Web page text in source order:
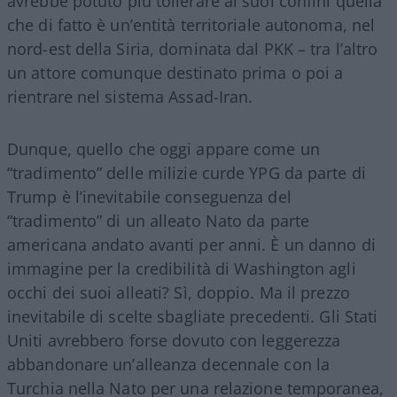
che di fatto è un’entità territoriale autonoma, nel
nord-est della Siria, dominata dal PKK – tra l’altro
un attore comunque destinato prima o poi a
rientrare nel sistema Assad-Iran.
Dunque, quello che oggi appare come un
“tradimento” delle milizie curde YPG da parte di
Trump è l’inevitabile conseguenza del
“tradimento” di un alleato Nato da parte
americana andato avanti per anni. È un danno di
immagine per la credibilità di Washington agli
occhi dei suoi alleati? Sì, doppio. Ma il prezzo
inevitabile di scelte sbagliate precedenti. Gli Stati
Uniti avrebbero forse dovuto con leggerezza
abbandonare un’alleanza decennale con la
Turchia nella Nato per una relazione temporanea,